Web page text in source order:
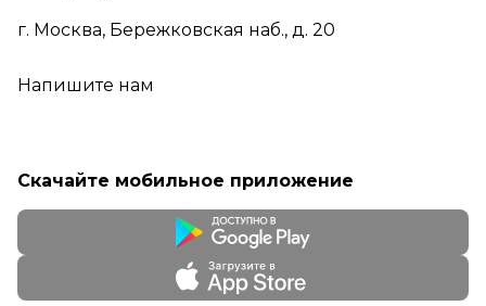
г. Москва, Бережковская наб., д. 20
Напишите нам
Скачайте мобильное приложение